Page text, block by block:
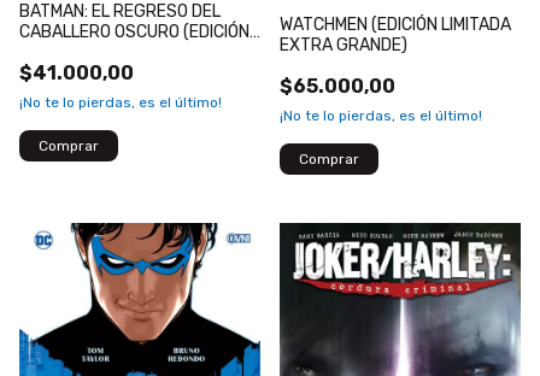
BATMAN: EL REGRESO DEL
CABALLERO OSCURO (EDICIÓN
$41.000,00
¡No te lo pierdas, es el último!
WATCHMEN (EDICIÓN LIMITADA
EXTRA GRANDE)
$65.000,00
¡No te lo pierdas, es el último!